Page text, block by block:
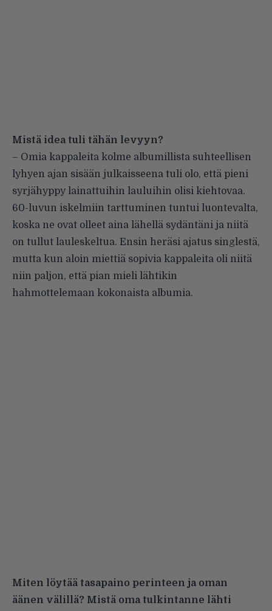
Mistä idea tuli tähän levyyn?
– Omia kappaleita kolme albumillista suhteellisen
lyhyen ajan sisään julkaisseena tuli olo, että pieni
syrjähyppy lainattuihin lauluihin olisi kiehtovaa.
60-luvun iskelmiin tarttuminen tuntui luontevalta,
koska ne ovat olleet aina lähellä sydäntäni ja niitä
on tullut lauleskeltua. Ensin heräsi ajatus singlestä,
mutta kun aloin miettiä sopivia kappaleita oli niitä
niin paljon, että pian mieli lähtikin
hahmottelemaan kokonaista albumia.
Miten löytää tasapaino perinteen ja oman
äänen välillä? Mistä oma tulkintanne lähti